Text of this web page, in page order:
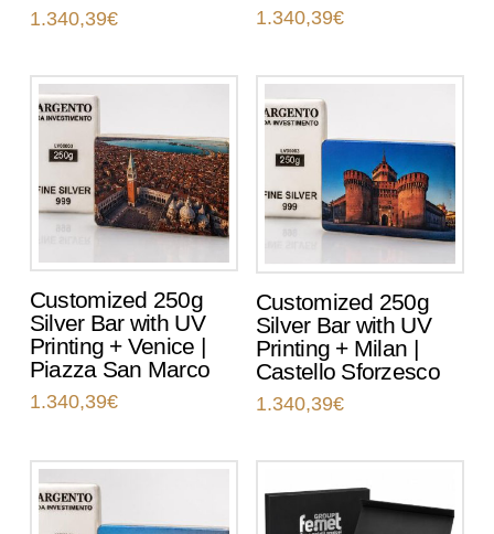
1.340,39€ 1.340,39€
Customized 250g
Silver Bar with UV
Printing + Venice |
Piazza San Marco
1.340,39€
Customized 250g
Silver Bar with UV
Printing + Milan |
Castello Sforzesco
1.340,39€